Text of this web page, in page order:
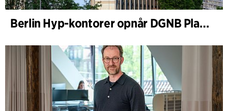
Berlin Hyp-kontorer opnår DGNB Platin og Diamant for klimavenlig arkitektur i høj kvalitet